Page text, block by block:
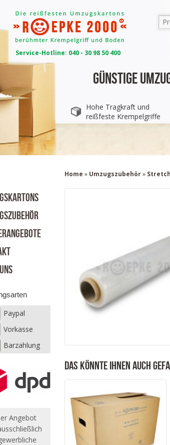
Service-Hotline: 040 - 30 98 50 400
Günstige
Hohe Tragkraft und
reißfeste Krempelgriffe
Paypal
Vorkasse
Barzahlung
Angebot
Home » Umzugszubehör»
Das könnte Ihnen auch